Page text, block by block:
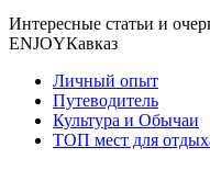
Интересные статьи и
ENJOYКавказ
Личный опыт
Путеводитель
Культура и Обычаи
ТОП мест для